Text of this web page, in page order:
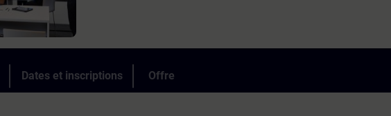
Dates et inscriptions Offre